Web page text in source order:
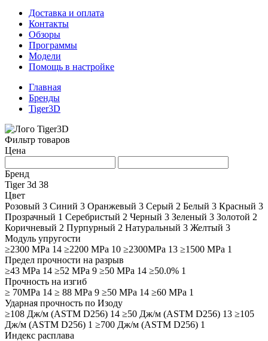
Доставка и оплата
Контакты
Обзоры
Программы
Модели
Помощь в настройке
Главная
Бренды
Tiger3D
Фильтр товаров
Цена
Бренд
Tiger 3d 38
Цвет
Розовый 3 Синий 3 Оранжевый 3 Серый 2 Белый 3 Красный 3
Прозрачный 1 Серебристый 2 Черный 3 Зеленый 3 Золотой 2
Коричневый 2 Пурпурный 2 Натуральный 3 Желтый 3
Модуль упругости
≥2300 MPa 14 ≥2200 MPa 10 ≥2300MPa 13 ≥1500 MPa 1
Предел прочности на разрыв
≥43 MPa 14 ≥52 MPa 9 ≥50 MPa 14 ≥50.0% 1
Прочность на изгиб
≥ 70MPa 14 ≥ 88 MPa 9 ≥50 MPa 14 ≥60 MPa 1
Ударная прочность по Изоду
≥108 Дж/м (ASTM D256) 14 ≥50 Дж/м (ASTM D256) 13 ≥105
Дж/м (ASTM D256) 1 ≥700 Дж/м (ASTM D256) 1
Индекс расплава